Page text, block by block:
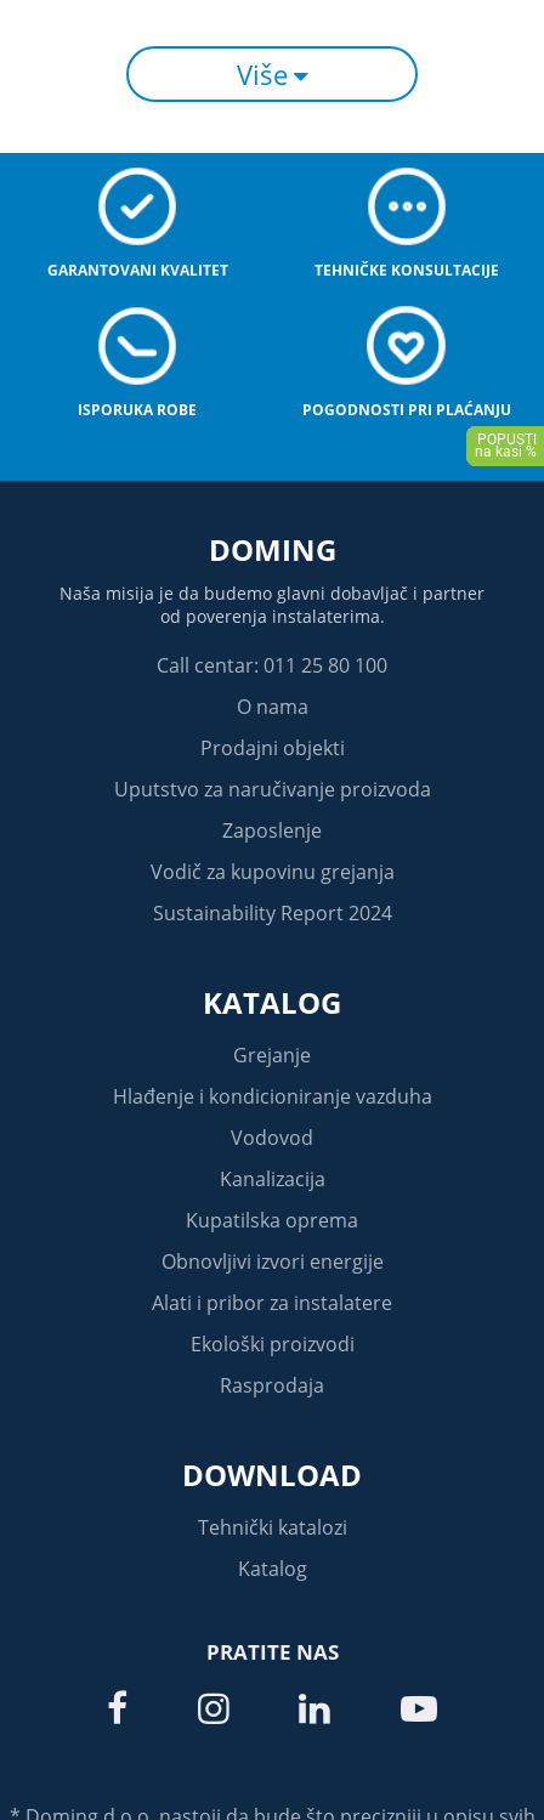
Više
GARANTOVANI KVALITET TEHNIČKE KONSULTACIJE
ISPORUKA ROBE POGODNOSTI PRI PLAĆANJU
DOMING
Naša misija je da budemo glavni dobavljač i partner
od poverenja instalaterima.
Call centar: 011 25 80 100
O nama
Prodajni objekti
Uputstvo za naručivanje proizvoda
Zaposlenje
Vodič za kupovinu grejanja
Sustainability Report 2024
KATALOG
Grejanje
Hlađenje i kondicioniranje vazduha
Vodovod
Kanalizacija
Kupatilska oprema
Obnovljivi izvori energije
Alati i pribor za instalatere
Ekološki proizvodi
Rasprodaja
DOWNLOAD
Tehnički katalozi
Katalog
PRATITE NAS
   